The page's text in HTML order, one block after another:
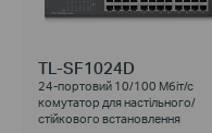
TL-SF1024D
24-портовий 10/100 Мбіт/с
комутатор для настільного/
стійкового встановлення